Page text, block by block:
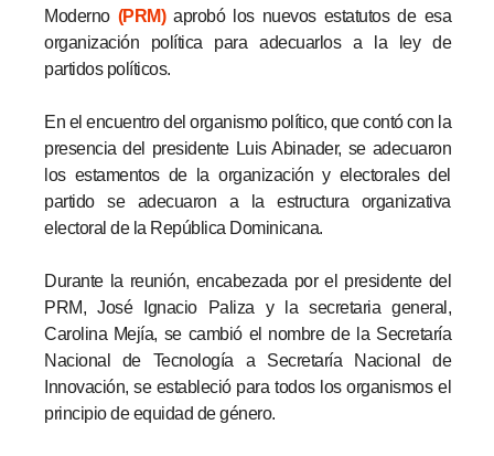
Moderno (PRM)aprobó los nuevos estatutos de esa
organización política para adecuarlos a la ley de
partidos políticos.
En el encuentro del organismo político, que contó con la
presencia del presidente Luis Abinader, se adecuaron
los estamentos de la organización y electorales del
partido se adecuaron a la estructura organizativa
electoral de la República Dominicana.
Durante la reunión, encabezada por el presidente del
PRM, José Ignacio Paliza y la secretaria general,
Carolina Mejía, se cambió el nombre de la Secretaría
Nacional de Tecnología a Secretaría Nacional de
Innovación, se estableció para todos los organismos el
principio de equidad de género.